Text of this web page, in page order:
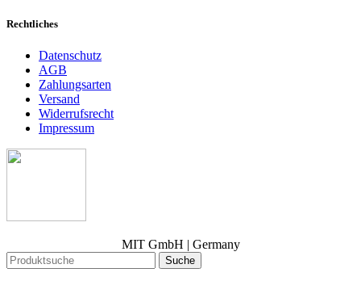
Rechtliches
Datenschutz
AGB
Zahlungsarten
Versand
Widerrufsrecht
Impressum
MIT GmbH | Germany
Suche